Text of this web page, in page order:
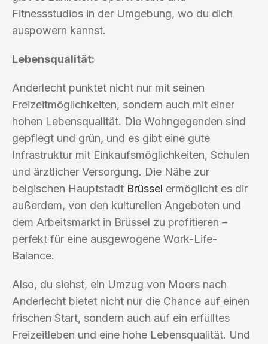
Fitnessstudios in der Umgebung, wo du dich
auspowern kannst.
Lebensqualität:
Anderlecht punktet nicht nur mit seinen
Freizeitmöglichkeiten, sondern auch mit einer
hohen Lebensqualität. Die Wohngegenden sind
gepflegt und grün, und es gibt eine gute
Infrastruktur mit Einkaufsmöglichkeiten, Schulen
und ärztlicher Versorgung. Die Nähe zur
belgischen Hauptstadt Brüssel ermöglicht es dir
außerdem, von den kulturellen Angeboten und
dem Arbeitsmarkt in Brüssel zu profitieren –
perfekt für eine ausgewogene Work-Life-
Balance.
Also, du siehst, ein Umzug von Moers nach
Anderlecht bietet nicht nur die Chance auf einen
frischen Start, sondern auch auf ein erfülltes
Freizeitleben und eine hohe Lebensqualität. Und